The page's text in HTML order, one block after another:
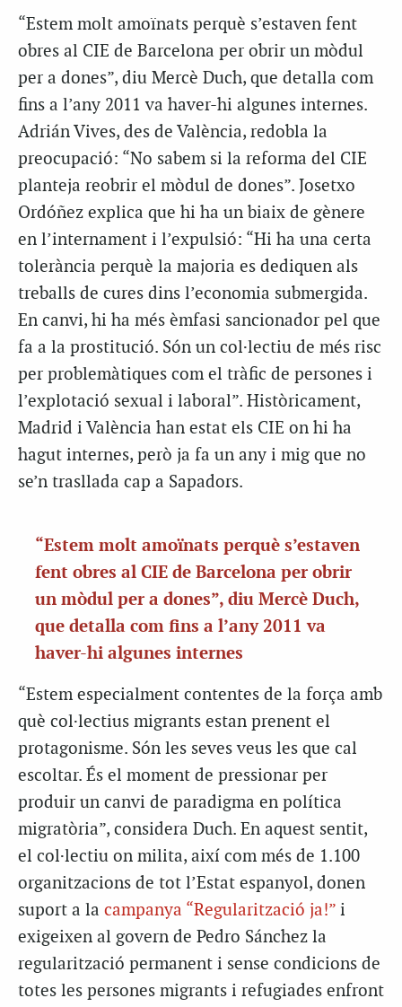
“Estem molt amoïnats perquè s’estaven fent
obres al CIE de Barcelona per obrir un mòdul
per a dones”, diu Mercè Duch, que detalla com
fins a l’any 2011 va haver-hi algunes internes.
Adrián Vives, des de València, redobla la
preocupació: “No sabem si la reforma del CIE
planteja reobrir el mòdul de dones”. Josetxo
Ordóñez explica que hi ha un biaix de gènere
en l’internament i l’expulsió: “Hi ha una certa
tolerància perquè la majoria es dediquen als
treballs de cures dins l’economia submergida.
En canvi, hi ha més èmfasi sancionador pel que
fa a la prostitució. Són un col·lectiu de més risc
per problemàtiques com el tràfic de persones i
l’explotació sexual i laboral”. Històricament,
Madrid i València han estat els CIE on hi ha
hagut internes, però ja fa un any i mig que no
se’n trasllada cap a Sapadors.
“Estem molt amoïnats perquè s’estaven
fent obres al CIE de Barcelona per obrir
un mòdul per a dones”, diu Mercè Duch,
que detalla com fins a l’any 2011 va
haver-hi algunes internes
“Estem especialment contentes de la força amb
què col·lectius migrants estan prenent el
protagonisme. Són les seves veus les que cal
escoltar. És el moment de pressionar per
produir un canvi de paradigma en política
migratòria”, considera Duch. En aquest sentit,
el col·lectiu on milita, així com més de 1.100
organitzacions de tot l’Estat espanyol, donen
suport a la campanya “Regularització ja!” i
exigeixen al govern de Pedro Sánchez la
regularització permanent i sense condicions de
totes les persones migrants i refugiades enfront